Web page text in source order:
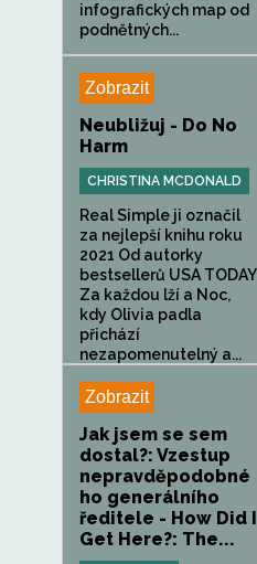
infografických map od
podnětných...
Zobrazit
Neubližuj - Do No
Harm
CHRISTINA MCDONALD
Real Simple ji označil
za nejlepší knihu roku
2021 Od autorky
bestsellerů USA TODAY
Za každou lží a Noc,
kdy Olivia padla
přichází
nezapomenutelný a...
Zobrazit
Jak jsem se sem
dostal?: Vzestup
nepravděpodobné
ho generálního
ředitele - How Did I
Get Here?: The...